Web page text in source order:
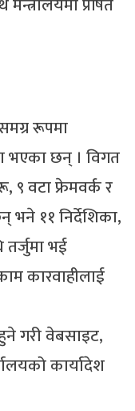
रूपमा
भएका छन् । विगत
९ वटा फ्रेमवर्क र
भने ११ निर्देशिका,
तर्जुमा भई
कारवाहीलाई
गरी वेबसाइट,
कार्यादेश